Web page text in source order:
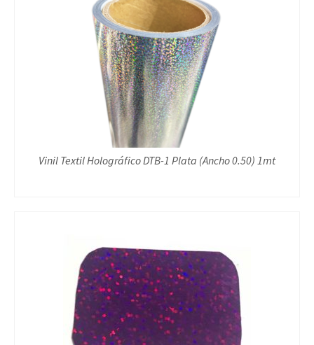
Vinil Textil Holográfico DTB-1 Plata (Ancho 0.50) 1mt